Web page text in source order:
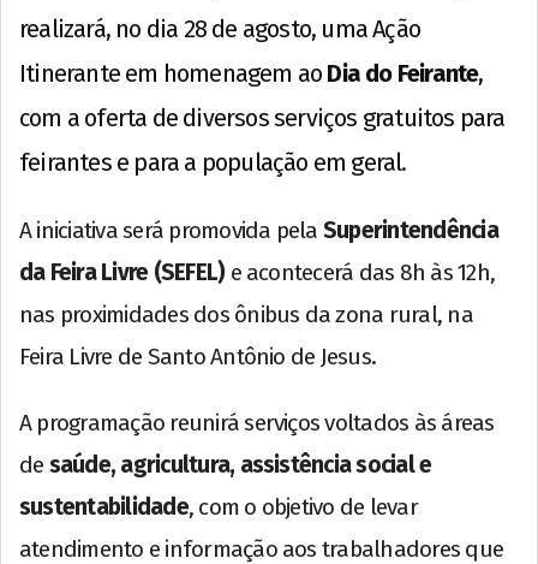
realizará, no dia 28 de agosto, uma Ação
Itinerante em homenagem ao Dia do Feirante,
com a oferta de diversos serviços gratuitos para
feirantes e para a população em geral.
A iniciativa será promovida pela Superintendência
da Feira Livre (SEFEL) e acontecerá das 8h às 12h,
nas proximidades dos ônibus da zona rural, na
Feira Livre de Santo Antônio de Jesus.
A programação reunirá serviços voltados às áreas
de saúde, agricultura, assistência social e
sustentabilidade, com o objetivo de levar
atendimento e informação aos trabalhadores que